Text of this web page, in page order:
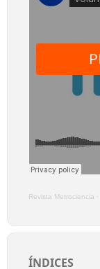
Revista Metrociencia ·
ÍNDICES